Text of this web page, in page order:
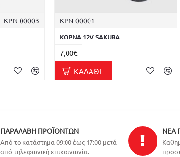
ΚΡΝ-00003 ΚΡΝ-00001
ΚΟΡΝΑ 12V SAKURA
7,00€
ΚΑΛΆΘΙ
ΠΑΡΑΛΑΒΉ ΠΡΟΪΌΝΤΩΝ
Από το κατάστημα 09:00 έως 17:00 μετά
από τηλεφωνική επικοινωνία.
ΝΈΑ